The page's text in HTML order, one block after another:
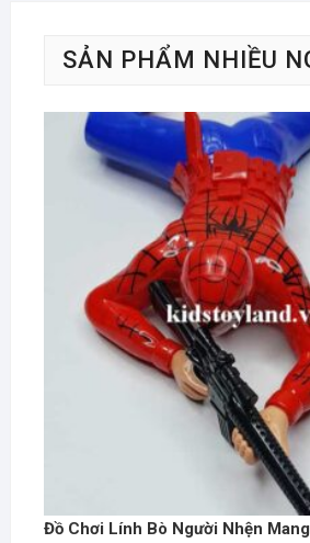
SẢN PHẨM NHIỀU
Đồ Chơi Lính Bò Người Nhện